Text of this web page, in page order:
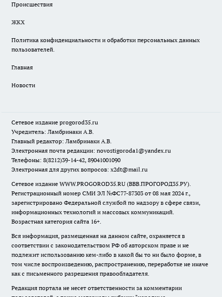
Происшествия
ЖКХ
Политика конфиденциальности и обработки персональных данных
пользователей.
Главная
Новости
Сетевое издание progorod35.ru
Учредитель: Ламбринаки А.В.
Главный редактор: Ламбринаки А.В.
Электронная почта редакции: novostigoroda1@yandex.ru
Телефоны: 8(8212)39-14-42, 89041001090
Электронная для других вопросов: x2dt@mail.ru
Сетевое издание WWW.PROGOROD35.RU (ВВВ.ПРОГОРОД35.РУ).
Регистрационный номер СМИ ЭЛ №ФС77-87303 от 08 мая 2024 г.,
зарегистрировано Федеральной службой по надзору в сфере связи,
информационных технологий и массовых коммуникаций.
Возрастная категория сайта 16+.
Вся информация, размещенная на данном сайте, охраняется в
соответствии с законодательством РФ об авторском праве и не
подлежит использованию кем-либо в какой бы то ни было форме, в
том числе воспроизведению, распространению, переработке не иначе
как с письменного разрешения правообладателя.
Редакция портала не несет ответственности за комментарии